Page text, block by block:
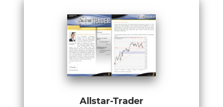
Allstar-Trader